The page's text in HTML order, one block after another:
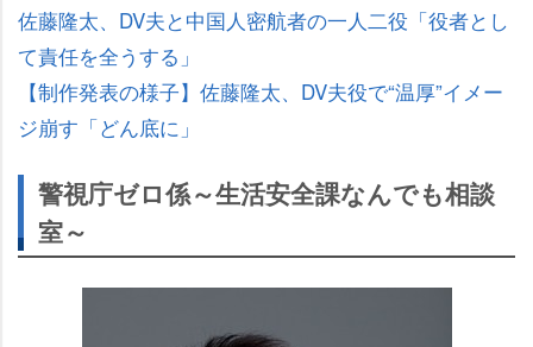
佐藤隆太、DV夫と中国人密航者の一人二役「役者とし
て責任を全うする」
【制作発表の様子】佐藤隆太、DV夫役で“温厚”イメー
ジ崩す「どん底に」
警視庁ゼロ係～生活安全課なんでも相談
室～